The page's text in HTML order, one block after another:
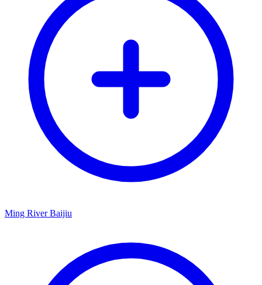
Ming River Baijiu